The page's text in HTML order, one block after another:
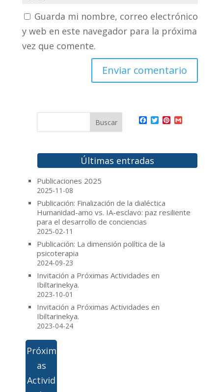
Guarda mi nombre, correo electrónico
y web en este navegador para la próxima
vez que comente.
F
b
o
o
T
t
r
P
e
e
l
Últimas entradas
Publicaciones 2025
2025-11-08
Publicación: Finalización de la dialéctica
Humanidad-amo vs. IA-esclavo: paz resiliente
para el desarrollo de conciencias
2025-02-11
Publicación: La dimensión política de la
psicoterapia
2024-09-23
Invitación a Próximas Actividades en
Ibiltarinekya.
2023-10-01
Invitación a Próximas Actividades en
Ibiltarinekya.
2023-04-24
Próxim
as
Activid